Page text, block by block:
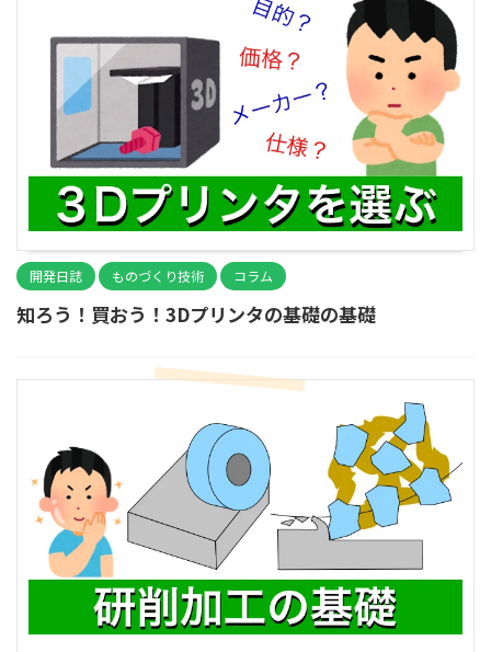
開発日誌 ものづくり技術 コラム
知ろう！買おう！3Dプリンタの基礎の基礎